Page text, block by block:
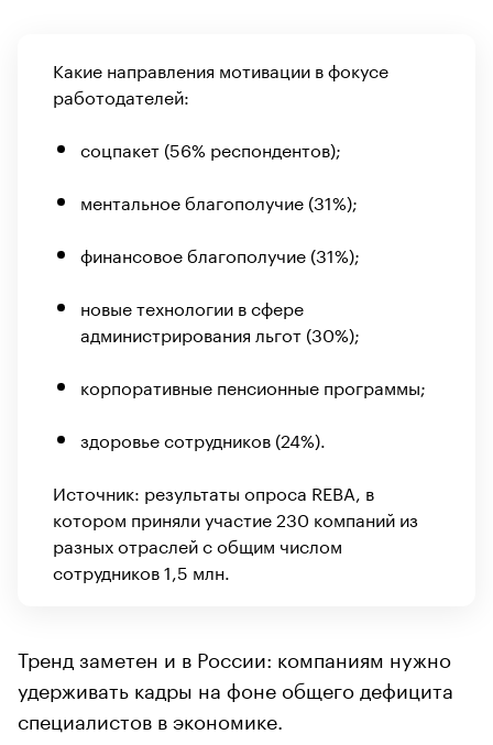
Какие направления мотивации в фокусе
работодателей:
соцпакет (56% респондентов);
ментальное благополучие (31%);
финансовое благополучие (31%);
новые технологии в сфере
администрирования льгот (30%);
корпоративные пенсионные программы;
здоровье сотрудников (24%).
Источник: результаты опроса REBA, в
котором приняли участие 230 компаний из
разных отраслей с общим числом
сотрудников 1,5 млн.
Тренд заметен и в России: компаниям нужно
удерживать кадры на фоне общего дефицита
специалистов в экономике.